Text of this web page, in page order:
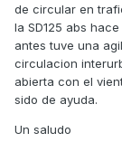
de circular en
la SD125 abs
antes tuve una
circulacion
abierta con el
sido de ayuda.
Un saludo